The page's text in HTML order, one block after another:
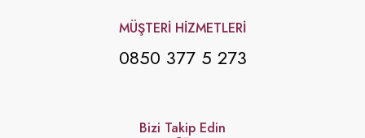
MÜŞTERİ HİZMETLERİ
0850 377 5 273
Bizi Takip Edin